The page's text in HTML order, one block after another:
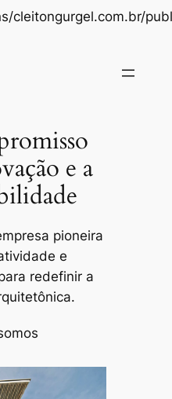
cleitongurgel.com.br/
e a
pioneira
e
redefinir a